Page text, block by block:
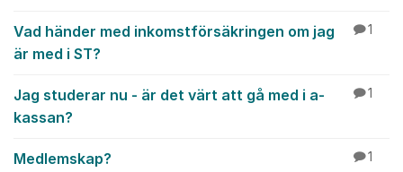
Vad händer med inkomstförsäkringen om jag
är med i ST?
1
Jag studerar nu - är det värt att gå med i a-
kassan?
1
Medlemskap? 1